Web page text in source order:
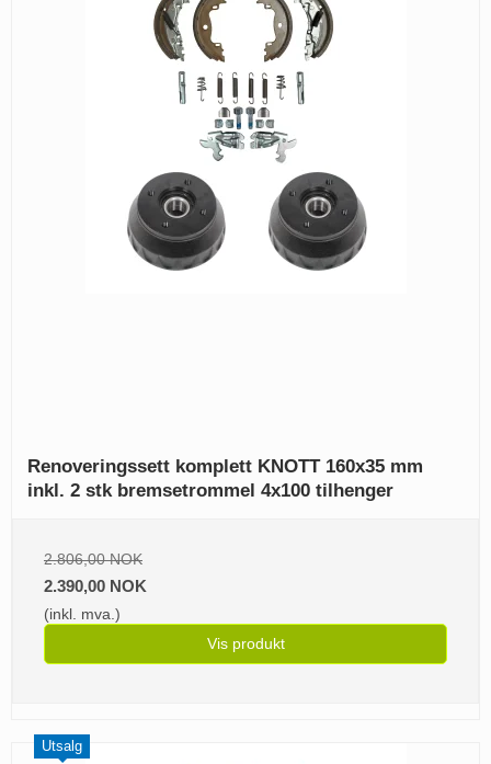
Renoveringssett komplett KNOTT 160x35 mm
inkl. 2 stk bremsetrommel 4x100 tilhenger
2.806,00 NOK
2.390,00 NOK
(inkl. mva.)
Vis produkt
Utsalg